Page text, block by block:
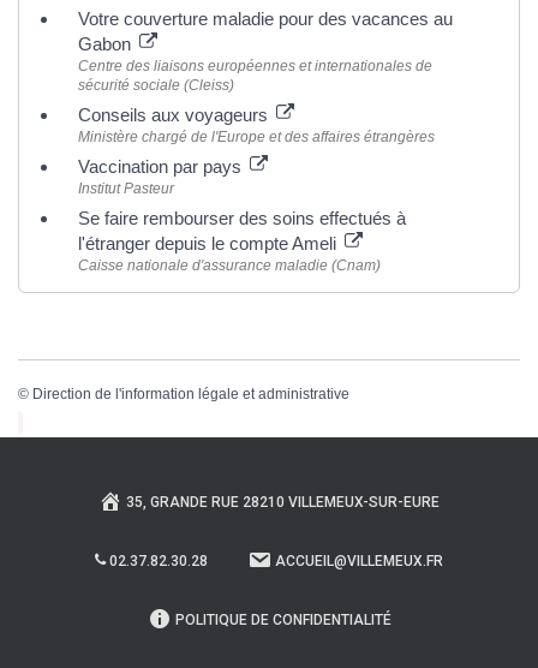
Votre couverture maladie pour des vacances au
Gabon
Centre des liaisons européennes et internationales de
sécurité sociale (Cleiss)
Conseils aux voyageurs
Ministère chargé de l'Europe et des affaires étrangères
Vaccination par pays
Institut Pasteur
Se faire rembourser des soins effectués à
l'étranger depuis le compte Ameli
Caisse nationale d'assurance maladie (Cnam)
© Direction de l'information légale et administrative
35, GRANDE RUE 28210 VILLEMEUX-SUR-EURE
02.37.82.30.28 ACCUEIL@VILLEMEUX.FR
POLITIQUE DE CONFIDENTIALITÉ